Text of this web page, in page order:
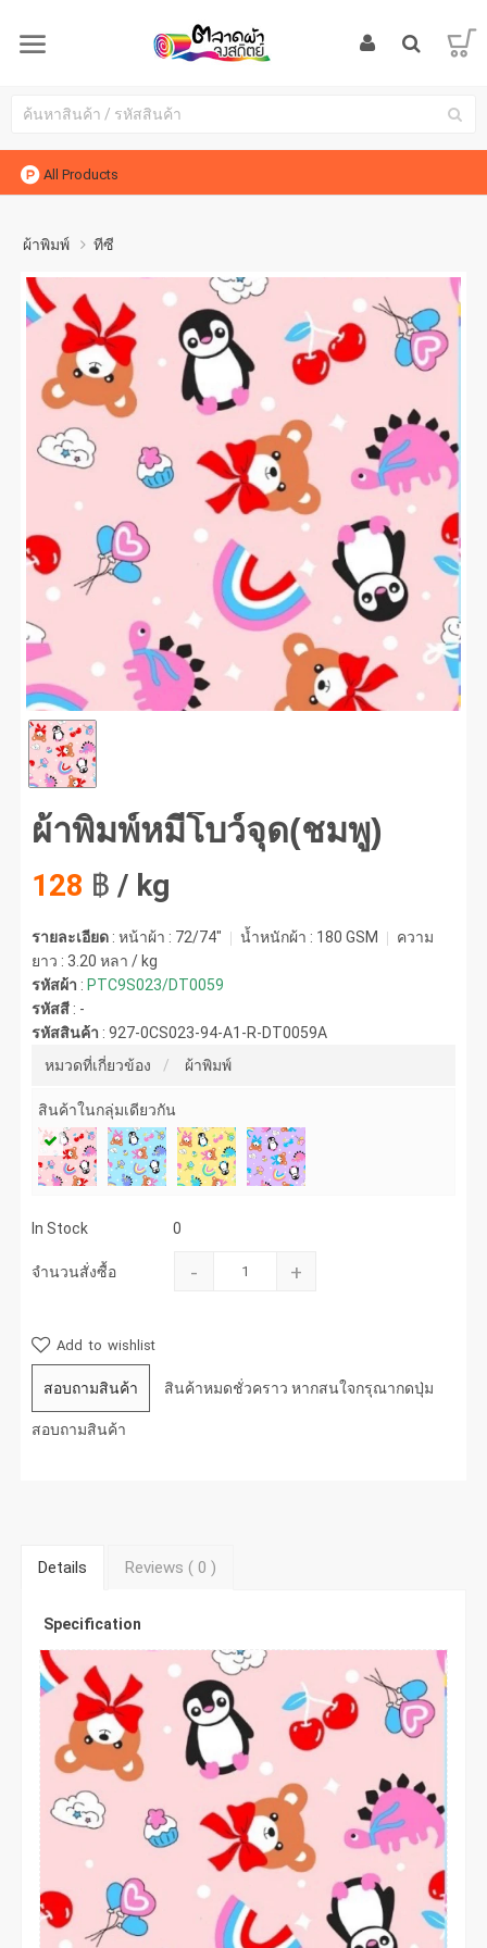
All Products
ผ้าพิมพ์ ทีซี
พิมพ์หมีโบว์จุด(ชมพู) #1
ผ้าพิมพ์หมีโบว์จุด(ชมพู)
128 ฿ / kg
รายละเอียด : หน้าผ้า : 72/74" น้ำหนักผ้า : 180 GSM
ความ
ยาว : 3.20 หลา / kg
รหัสผ้า :PTC9S023/DT0059
รหัสสี : -
รหัสสินค้า :927-0CS023-94-A1-R-DT0059A
หมวดที่เกี่ยวข้อง
ผ้าพิมพ์
สินค้าในกลุ่มเดียวกัน
In Stock 0
จำนวนสั่งซื้อ - +
Add to wishlist
สอบถามสินค้า สินค้าหมดชั่วคราว หากสนใจกรุณากดปุ่ม
สอบถามสินค้า
Details Reviews ( 0)
Specification